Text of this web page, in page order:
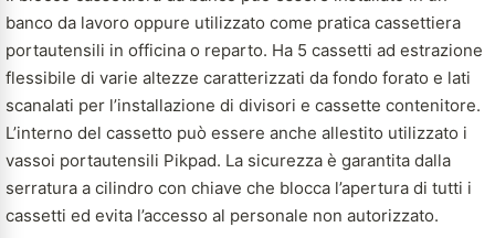
banco da lavoro oppure utilizzato come pratica cassettiera
portautensili in officina o reparto. Ha 5 cassetti ad estrazione
flessibile di varie altezze caratterizzati da fondo forato e lati
scanalati per l’installazione di divisori e cassette contenitore.
L’interno del cassetto può essere anche allestito utilizzato i
vassoi portautensili Pikpad. La sicurezza è garantita dalla
serratura a cilindro con chiave che blocca l’apertura di tutti i
cassetti ed evita l’accesso al personale non autorizzato.